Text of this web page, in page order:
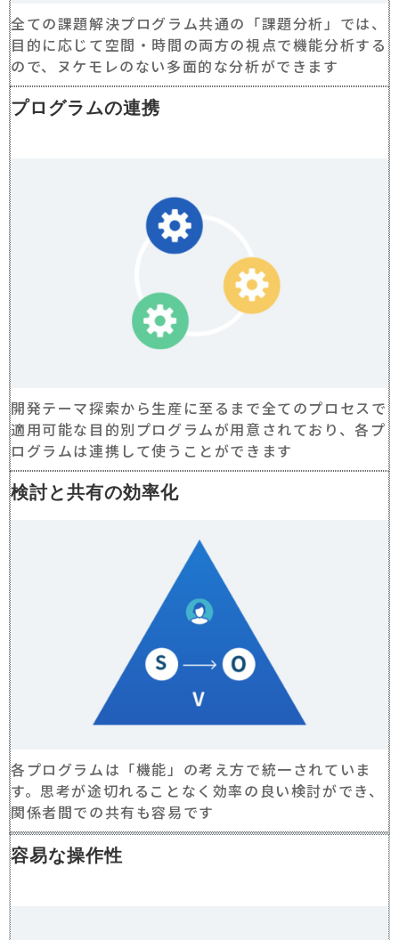
全ての課題解決プログラム共通の「課題分析」では、
目的に応じて空間・時間の両方の視点で機能分析する
ので、ヌケモレのない多面的な分析ができます
プログラムの連携
開発テーマ探索から生産に至るまで全てのプロセスで
適用可能な目的別プログラムが用意されており、各プ
ログラムは連携して使うことができます
検討と共有の効率化
各プログラムは「機能」の考え方で統一されていま
す。思考が途切れることなく効率の良い検討ができ、
関係者間での共有も容易です
容易な操作性